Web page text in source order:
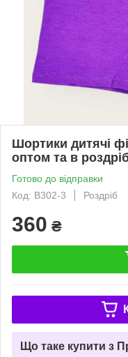
Шортики дитячі
оптом та в
Готово до відправки
Код: В302-3
Роздріб
360 ₴
Що таке купити з